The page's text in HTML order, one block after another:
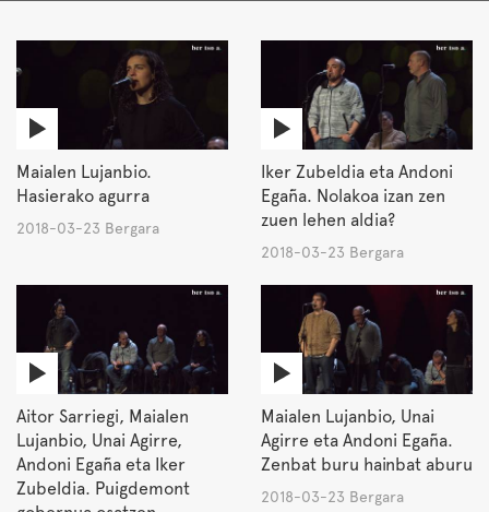
Maialen Lujanbio.
Hasierako agurra
2018-03-23 Bergara
Iker Zubeldia eta Andoni
Egaña. Nolakoa izan zen
zuen lehen aldia?
2018-03-23 Bergara
Aitor Sarriegi, Maialen
Lujanbio, Unai Agirre,
Andoni Egaña eta Iker
Zubeldia. Puigdemont
Maialen Lujanbio, Unai
Agirre eta Andoni Egaña.
Zenbat buru hainbat aburu
2018-03-23 Bergara